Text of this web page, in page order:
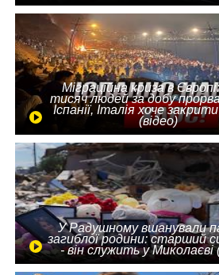
Міграційна криза в
тисяч людей за добу
Іспанії, Італія хоче
(відео)
У Радушному вшанували
загиблої родини: старший
- він служить у Миколаєві